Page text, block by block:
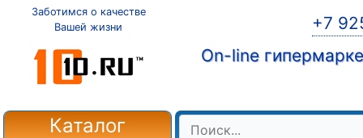
Заботимся о качестве
Вашей жизни
+7
On-line
Каталог